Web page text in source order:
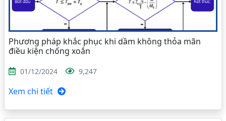
Phương pháp khắc phục khi dầm không thỏa mãn
điều kiện chống xoắn
01/12/2024 9,247
Xem chi tiết